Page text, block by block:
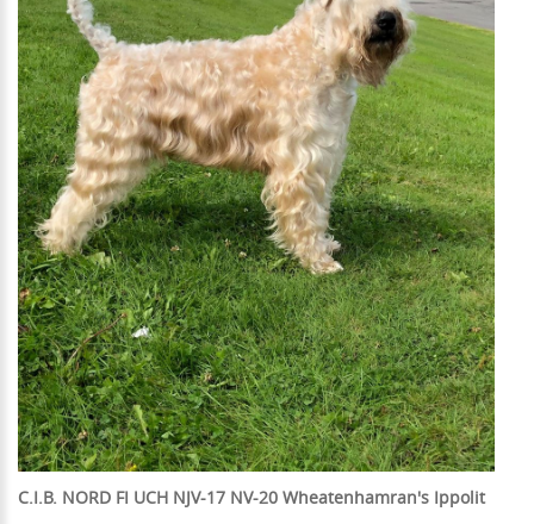
C.I.B. NORD FI UCH NJV-17 NV-20 Wheatenhamran's Ippolit